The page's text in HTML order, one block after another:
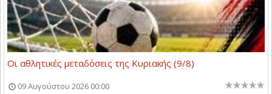
Οι αθλητικές μεταδόσεις της Κυριακής (9/8)
09 Αυγούστου 2026 00:00